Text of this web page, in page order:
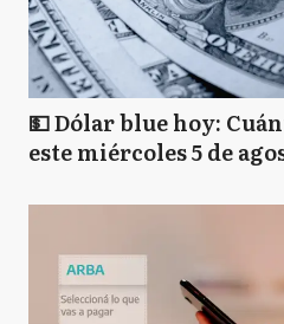
💵 Dólar blue hoy:
este miércoles 5 de